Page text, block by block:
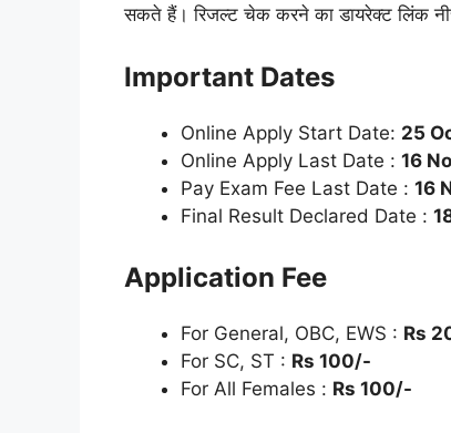
सकते हैं। रिजल्ट चेक करने का डायरेक्ट लिंक
Important Dates
Online Apply Start Date: 25
Online Apply Last Date : 16
Pay Exam Fee Last Date : 16
Final Result Declared Date :
Application Fee
For General, OBC, EWS : Rs
For SC, ST : Rs 100/-
For All Females : Rs 100/-